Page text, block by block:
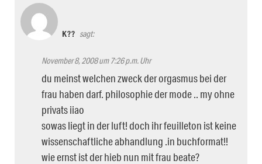
K?? sagt:
November 8, 2008 um 7:26 p.m. Uhr
du meinst welchen zweck der orgasmus bei der
frau haben darf. philosophie der mode .. my ohne
privats iiao
sowas liegt in der luft! doch ihr feuilleton ist keine
wissenschaftliche abhandlung .in buchformat!!
wie ernst ist der hieb nun mit frau beate?